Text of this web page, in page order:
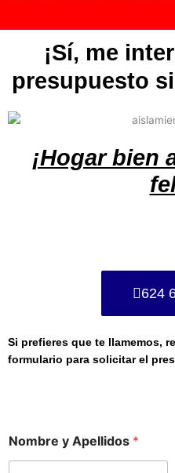
¡Sí, me
presupuesto
¡Hogar bien
624
Si prefieres que te llamemos,
formulario para solicitar el
Nombre y Apellidos *